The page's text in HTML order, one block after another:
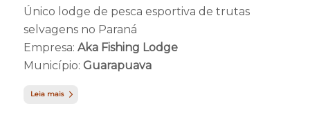
Único lodge de pesca esportiva de trutas
selvagens no Paraná
Empresa: Aka Fishing Lodge
Município: Guarapuava
Leia mais